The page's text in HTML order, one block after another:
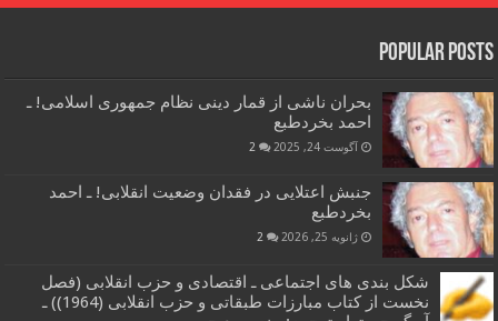
Popular Posts
بحران ناشی از قمار دینی نظام جمهوری اسلامی! ـ
احمد بخردطبع
آگوست 24, 2025 2
جنبش اعتلایی در فقدان وضعیت انقلابی! ـ احمد
بخردطبع
ژانویه 25, 2026 2
شکل بندی های اجتماعی ـ اقتصادی و حزب انقلابی (فصل
نخست از کتاب مبارزات طبقاتی و حزب انقلابی (1964)) ـ